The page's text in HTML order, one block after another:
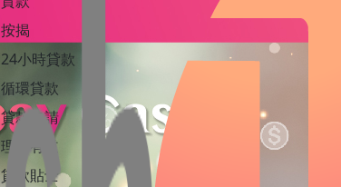
按揭
24小時貸款
循環貸款
貸款申請
理財有道
貸款貼士